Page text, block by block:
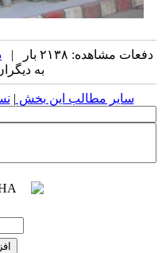
دفعات مشاهده: ۲۱۳۸ بار |
به دیگران: ۰
سایر مطالب این بخش |